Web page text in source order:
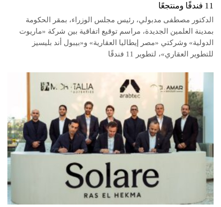
11 فندقًا ومنتجعًا
الدكتور مصطفى مدبولي، رئيس مجلس الوزراء، بمقر الحكومة
بمدينة العلمين الجديدة، مراسم توقيع اتفاقية بين شركة «ماريوت
الدولية» وشركتي «مصر إيطاليا العقارية» و«بيبول أند بليسيز
للتطوير العقاري»، لتطوير 11 فندقًا